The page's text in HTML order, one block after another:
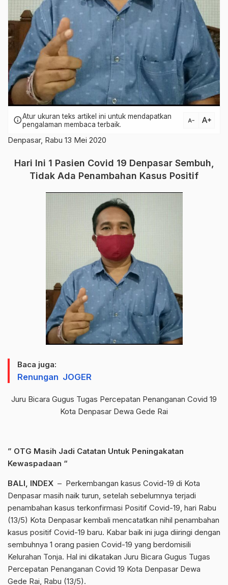
infoAtur ukuran teks artikel ini untuk mendapatkan
pengalaman membaca terbaik.
text_decrease text_increase
Denpasar, Rabu 13 Mei 2020
Hari Ini 1 Pasien Covid 19 Denpasar Sembuh,
Tidak Ada Penambahan Kasus Positif
Baca juga:
Renungan JOGER
Juru Bicara Gugus Tugas Percepatan Penanganan Covid 19
Kota Denpasar Dewa Gede Rai
” OTG Masih Jadi Catatan Untuk Peningakatan
Kewaspadaan “
BALI, INDEX – Perkembangan kasus Covid-19 di Kota
Denpasar masih naik turun, setelah sebelumnya terjadi
penambahan kasus terkonfirmasi Positif Covid-19, hari Rabu
(13/5) Kota Denpasar kembali mencatatkan nihil penambahan
kasus positif Covid-19 baru. Kabar baik ini juga diiringi dengan
sembuhnya 1 orang pasien Covid-19 yang berdomisili
Kelurahan Tonja. Hal ini dikatakan Juru Bicara Gugus Tugas
Percepatan Penanganan Covid 19 Kota Denpasar Dewa
Gede Rai, Rabu (13/5).